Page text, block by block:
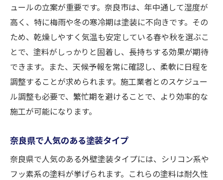
ュールの立案が重要です。奈良市は、年中通して湿度が
高く、特に梅雨や冬の寒冷期は塗装に不向きです。その
ため、乾燥しやすく気温も安定している春や秋を選ぶこ
とで、塗料がしっかりと固着し、長持ちする効果が期待
できます。また、天候予報を常に確認し、柔軟に日程を
調整することが求められます。施工業者とのスケジュー
ル調整も必要で、繁忙期を避けることで、より効率的な
施工が可能になります。
奈良県で人気のある塗装タイプ
奈良県で人気のある外壁塗装タイプには、シリコン系や
フッ素系の塗料が挙げられます。これらの塗料は耐久性